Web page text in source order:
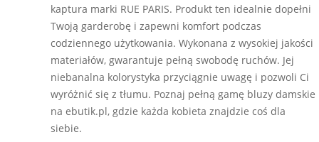
kaptura marki RUE PARIS. Produkt ten idealnie dopełni
Twoją garderobę i zapewni komfort podczas
codziennego użytkowania. Wykonana z wysokiej jakości
materiałów, gwarantuje pełną swobodę ruchów. Jej
niebanalna kolorystyka przyciągnie uwagę i pozwoli Ci
wyróżnić się z tłumu. Poznaj pełną gamę bluzy damskie
na ebutik.pl, gdzie każda kobieta znajdzie coś dla
siebie.